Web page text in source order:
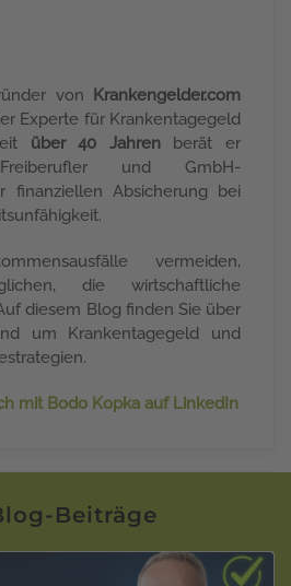
von
Krankengelder.com
Experte für Krankentagegeld
über 40 Jahrenberät er
Freiberufler und GmbH-
finanziellen Absicherung bei
vermeiden,
die wirtschaftliche
diesem Blog finden Sie über
um Krankentagegeld und
mit Bodo Kopka auf LinkedIn
Beiträge